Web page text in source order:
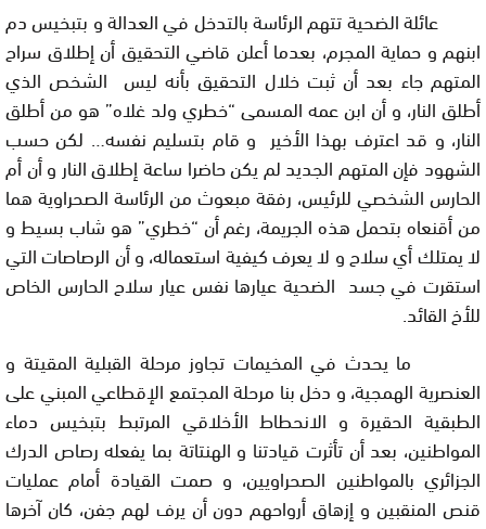
عائلة الضحية تتهم الرئاسة بالتدخل في العدالة و بتبخيس دم
ابنهم و حماية المجرم، بعدما أعلن قاضي التحقيق أن إطلاق سراح
المتهم جاء بعد أن ثبت خلال التحقيق بأنه ليس الشخص الذي
أطلق النار، و أن ابن عمه المسمى “خطري ولد غلاه” هو من أطلق
النار، و قد اعترف بهذا الأخير و قام بتسليم نفسه… لكن حسب
الشهود فإن المتهم الجديد لم يكن حاضرا ساعة إطلاق النار و أن أم
الحارس الشخصي للرئيس، رفقة مبعوث من الرئاسة الصحراوية هما
من أقنعاه بتحمل هذه الجريمة، رغم أن “خطري” هو شاب بسيط و
لا يمتلك أي سلاح و لا يعرف كيفية استعماله، و أن الرصاصات التي
استقرت في جسد الضحية عيارها نفس عيار سلاح الحارس الخاص
للأخ القائد.
ما يحدث في المخيمات تجاوز مرحلة القبلية المقيتة و
العنصرية الهمجية، و دخل بنا مرحلة المجتمع الإقطاعي المبني على
الطبقية الحقيرة و الانحطاط الأخلاقي المرتبط بتبخيس دماء
المواطنين، بعد أن تأثرت قيادتنا و الهنتاتة بما يفعله رصاص الدرك
الجزائري بالمواطنين الصحراويين، و صمت القيادة أمام عمليات
قنص المنقبين و إزهاق أرواحهم دون أن يرف لهم جفن، كان آخرها